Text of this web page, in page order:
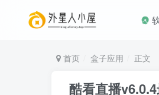
首页 盒子应用 正文
酷看直播